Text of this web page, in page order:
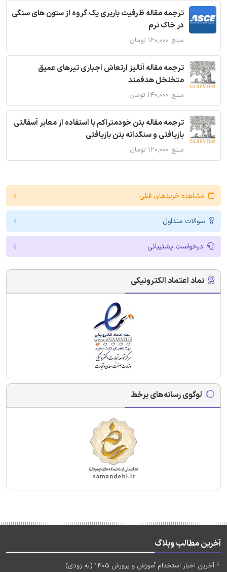
ترجمه مقاله ظرفیت باربری یک گروه از ستون های سنگی
در خاک نرم
مبلغ: ۱۲۰,۰۰۰ تومان
ترجمه مقاله آنالیز ارتعاش اجباری تیرهای عمیق
متخلخل هدفمند
مبلغ: ۱۴۰,۰۰۰ تومان
ترجمه مقاله بتن خودمتراکم با استفاده از معابر آسفالتی
بازیافتی و سنگدانه بتن بازیافتی
مبلغ: ۱۲۰,۰۰۰ تومان
مشاهده خریدهای قبلی
سوالات متداول
درخواست پشتیبانی
نماد اعتماد الکترونیکی
لوگوی رسانه‌های برخط
آخرین مطالب وبلاگ
آخرین اخبار استخدام آموزش و پرورش 1405 (به زودی)